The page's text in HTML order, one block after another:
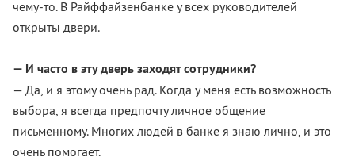
чему-то. В Райффайзенбанке у всех руководителей
открыты двери.
— И часто в эту дверь заходят сотрудники?
— Да, и я этому очень рад. Когда у меня есть возможность
выбора, я всегда предпочту личное общение
письменному. Многих людей в банке я знаю лично, и это
очень помогает.